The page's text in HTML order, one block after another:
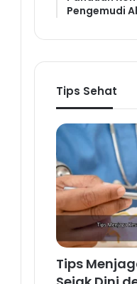
Pengemudi
Tips Sehat
Tips